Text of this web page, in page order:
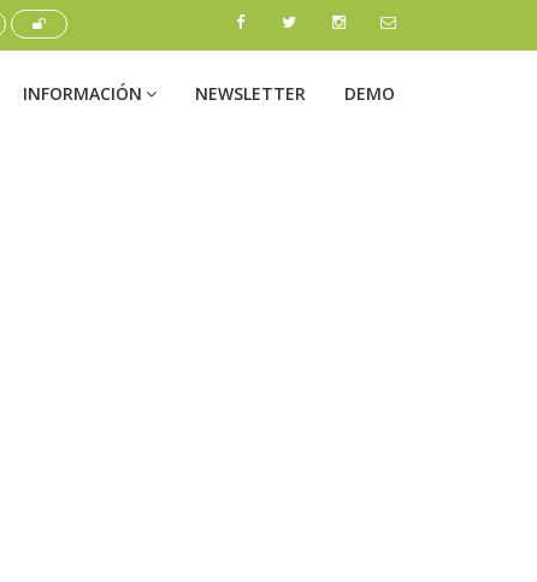
INFORMACIÓN NEWSLETTER DEMO